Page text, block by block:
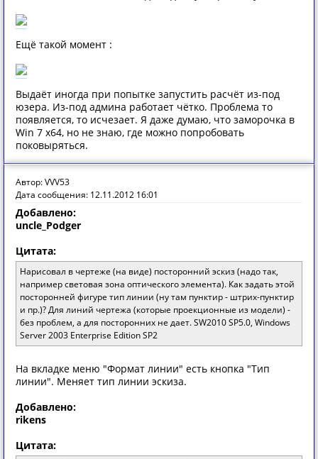
Ещё такой момент :
Выдаёт иногда при попытке запустить расчёт из-под
юзера. Из-под админа работает чётко. Проблема то
появляется, то исчезает. Я даже думаю, что заморочка в
Win 7 x64, но не знаю, где можно попробовать
поковыряться.
Автор: VVV53
Дата сообщения: 12.11.2012 16:01
Добавлено:
uncle_Podger
Цитата:
Нарисовал в чертеже (на виде) посторонний эскиз (надо так,
например световая зона оптического элемента). Как задать этой
посторонней фигуре тип линии (ну там пунктир - штрих-пунктир
и пр.)? Для линий чертежа (которые проекционные из модели) -
без проблем, а для посторонних не дает. SW2010 SP5.0, Windows
Server 2003 Enterprise Edition SP2
На вкладке меню "Формат линии" есть кнопка "Тип
линии". Меняет тип линии эскиза.
Добавлено:
rikens
Цитата: